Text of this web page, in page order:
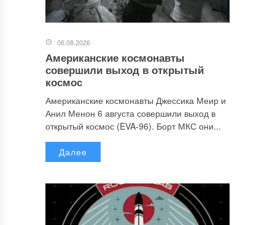
06.08.2026
Американские космонавты
совершили выход в открытый
космос
Американские космонавты Джессика Меир и
Анил Менон 6 августа совершили выход в
открытый космос (EVA-96). Борт МКС они...
Далее